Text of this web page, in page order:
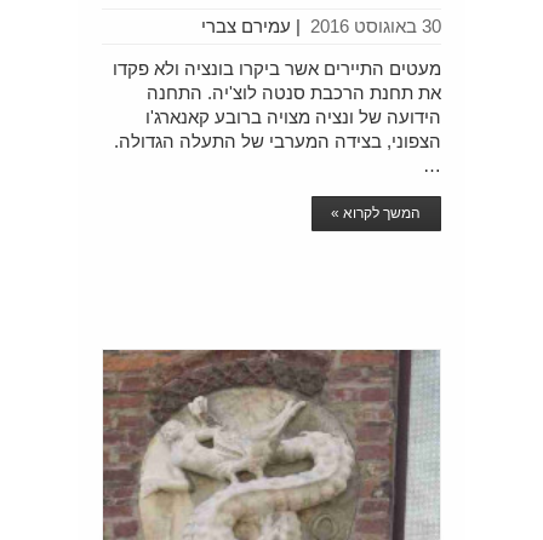
עמירם צברי | 30 באוגוסט 2016
מעטים התיירים אשר ביקרו בונציה ולא פקדו
את תחנת הרכבת סנטה לוצ'יה. התחנה
הידועה של ונציה מצויה ברובע קאנארג'ו
הצפוני, בצידה המערבי של התעלה הגדולה.
…
המשך לקרוא »